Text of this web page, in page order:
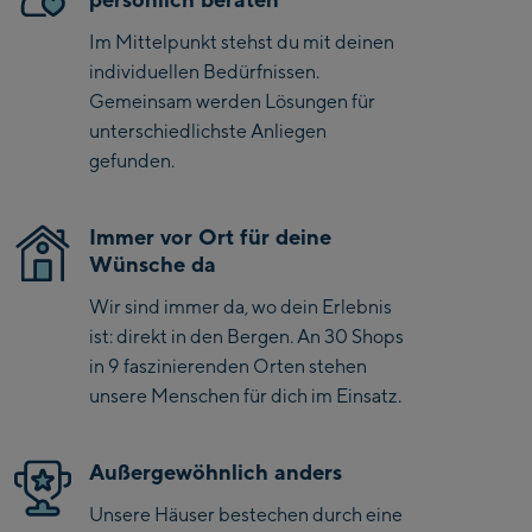
Saalbach Zentrum
Kohlmaisbahn
Saalbach Ski-Service
Center
Salzburg:
McArthurGlen
Designer Outlet
Mayrhofen:
Penkenbahn Talstation
/ Valley station
Im Mittelpunkt stehst du mit deinen
individuellen Bedürfnissen.
Gemeinsam werden Lösungen für
unterschiedlichste Anliegen
gefunden.
Immer vor Ort für deine
Wünsche da
Wir sind immer da, wo dein Erlebnis
ist: direkt in den Bergen. An 30 Shops
in 9 faszinierenden Orten stehen
unsere Menschen für dich im Einsatz.
Außergewöhnlich anders
Unsere Häuser bestechen durch eine